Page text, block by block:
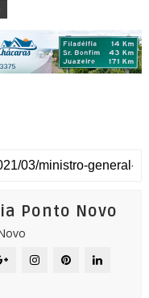
Ponto Novo